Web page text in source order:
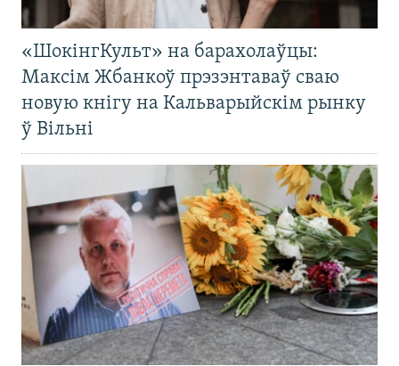
«ШокінгКульт» на барахолаўцы:
Максім Жбанкоў прэзэнтаваў сваю
новую кнігу на Кальварыйскім рынку
ў Вільні